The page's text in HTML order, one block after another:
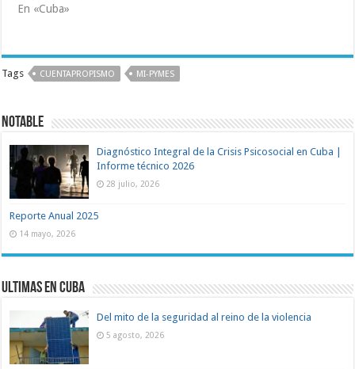
En «Cuba»
Tags CUENTAPROPISMO MI-PYMES
Notable
Diagnóstico Integral de la Crisis Psicosocial en Cuba |
Informe técnico 2026
28 julio, 2026
Reporte Anual 2025
14 mayo, 2026
Ultimas en Cuba
Del mito de la seguridad al reino de la violencia
5 agosto, 2026